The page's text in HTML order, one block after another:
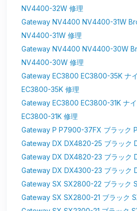
NV4400-32W 修理
Gateway NV4400 NV4400-31W
NV4400-31W 修理
Gateway NV4400 NV4400-30W
NV4400-30W 修理
Gateway EC3800 EC3800-35K ナ
EC3800-35K 修理
Gateway EC3800 EC3800-31K ナ
EC3800-31K 修理
Gateway P P7900-37FX ブラック
Gateway DX DX4820-25 ブラック
Gateway DX DX4820-23 ブラック
Gateway DX DX4300-23 ブラック
Gateway SX SX2800-22 ブラック
Gateway SX SX2800-21 ブラック